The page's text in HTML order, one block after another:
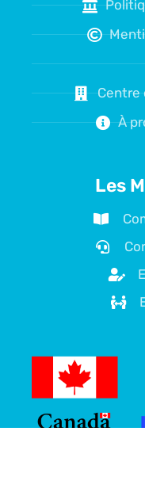
Centre
À
Les